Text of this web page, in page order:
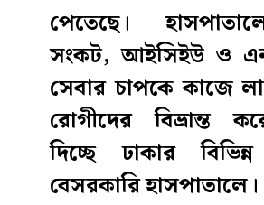
পেতেছে।
সংকট, আইসিইউ ও
সেবার চাপকে কাজে
রোগীদের বিভ্রান্ত
দিচ্ছে ঢাকার বিভিন্ন
বেসরকারি হাসপাতালে।